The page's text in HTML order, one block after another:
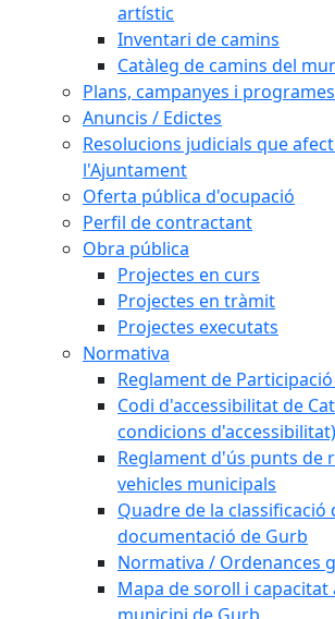
artístic
Inventari de camins
Catàleg de camins del
Plans, campanyes i programes
Anuncis / Edictes
Resolucions judicials que
l'Ajuntament
Oferta pública d'ocupació
Perfil de contractant
Obra pública
Projectes en curs
Projectes en tràmit
Projectes executats
Normativa
Reglament de
Codi d'accessibilitat de
condicions d'accessibilitat)
Reglament d'ús punts de
vehicles municipals
Quadre de la classificació
documentació de Gurb
Normativa / Ordenances
Mapa de soroll i capacitat